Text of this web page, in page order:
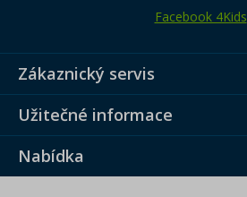
Facebook 4Kids
Zákaznický servis
Užitečné informace
Nabídka